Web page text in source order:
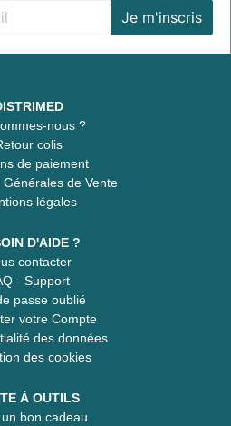
nous ?
colis
de paiement
de Vente
légales
D'AIDE ?
contacter
- Support
passe oublié
votre Compte
des données
des cookies
À OUTILS
bon cadeau